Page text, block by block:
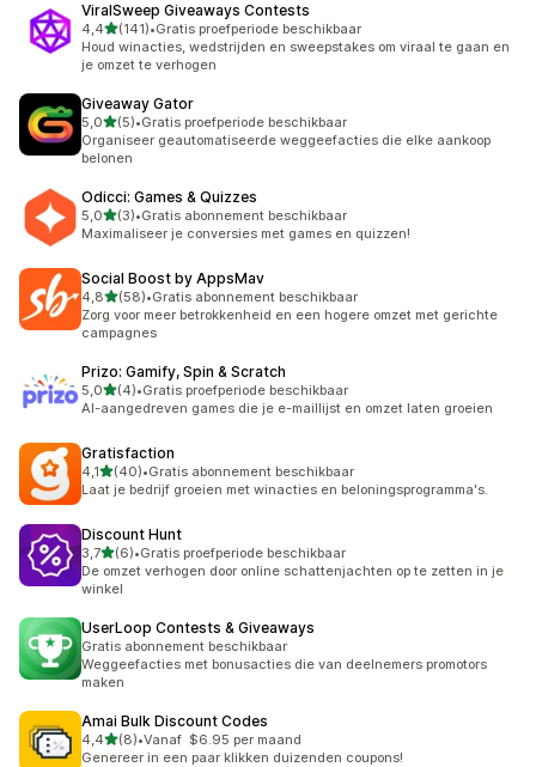
ViralSweep Giveaways Contests
4,4van 5 sterren
(141)
141 recensies in totaal
•Gratis proefperiode beschikbaar
Houd winacties, wedstrijden en sweepstakes om viraal te gaan en
je omzet te verhogen
Giveaway Gator
5,0van 5 sterren
(5)
5 recensies in totaal
•Gratis proefperiode beschikbaar
Organiseer geautomatiseerde weggeefacties die elke aankoop
belonen
Odicci: Games & Quizzes
5,0van 5 sterren
(3)
3 recensies in totaal
•Gratis abonnement beschikbaar
Maximaliseer je conversies met games en quizzen!
Social Boost by AppsMav
4,8van 5 sterren
(58)
58 recensies in totaal
•Gratis abonnement beschikbaar
Zorg voor meer betrokkenheid en een hogere omzet met gerichte
campagnes
Prizo: Gamify, Spin & Scratch
5,0van 5 sterren
(4)
4 recensies in totaal
•Gratis proefperiode beschikbaar
AI-aangedreven games die je e-maillijst en omzet laten groeien
Gratisfaction
4,1van 5 sterren
(40)
40 recensies in totaal
•Gratis abonnement beschikbaar
Laat je bedrijf groeien met winacties en beloningsprogramma's.
Discount Hunt
3,7van 5 sterren
(6)
6 recensies in totaal
•Gratis proefperiode beschikbaar
De omzet verhogen door online schattenjachten op te zetten in je
winkel
UserLoop Contests & Giveaways
Gratis abonnement beschikbaar
Weggeefacties met bonusacties die van deelnemers promotors
maken
Amai Bulk Discount Codes
4,4van 5 sterren
(8)
8 recensies in totaal
•Vanaf $6.95 per maand
Genereer in een paar klikken duizenden coupons!